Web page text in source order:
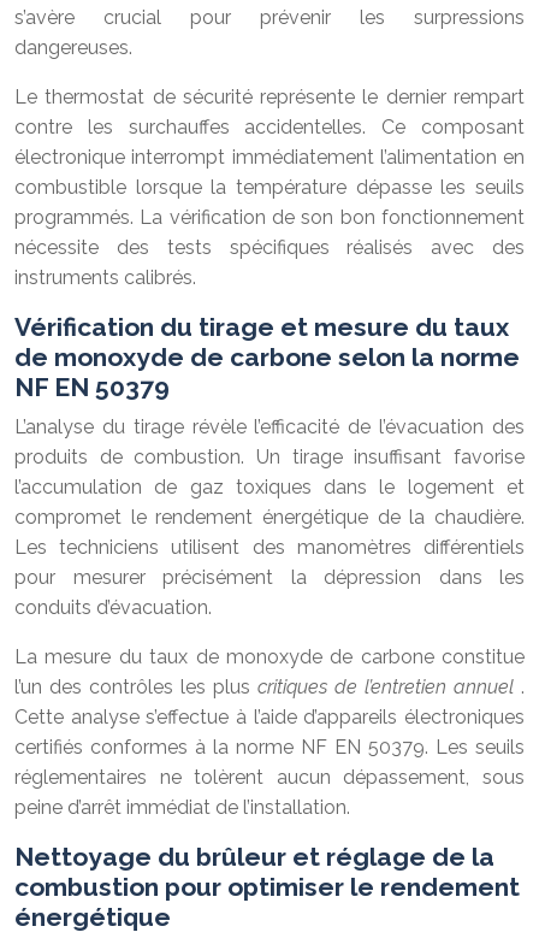
s’avère crucial pour prévenir les surpressions
dangereuses.
Le thermostat de sécurité représente le dernier rempart
contre les surchauffes accidentelles. Ce composant
électronique interrompt immédiatement l’alimentation en
combustible lorsque la température dépasse les seuils
programmés. La vérification de son bon fonctionnement
nécessite des tests spécifiques réalisés avec des
instruments calibrés.
Vérification du tirage et mesure du taux
de monoxyde de carbone selon la norme
NF EN 50379
L’analyse du tirage révèle l’efficacité de l’évacuation des
produits de combustion. Un tirage insuffisant favorise
l’accumulation de gaz toxiques dans le logement et
compromet le rendement énergétique de la chaudière.
Les techniciens utilisent des manomètres différentiels
pour mesurer précisément la dépression dans les
conduits d’évacuation.
La mesure du taux de monoxyde de carbone constitue
l’un des contrôles les plus critiques de l’entretien annuel .
Cette analyse s’effectue à l’aide d’appareils électroniques
certifiés conformes à la norme NF EN 50379. Les seuils
réglementaires ne tolèrent aucun dépassement, sous
peine d’arrêt immédiat de l’installation.
Nettoyage du brûleur et réglage de la
combustion pour optimiser le rendement
énergétique